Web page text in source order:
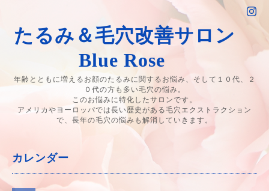
たるみ＆毛穴改善サロン
Blue Rose
年齢とともに増えるお顔のたるみに関するお悩み、そして１０代、２
０代の方も多い毛穴の悩み。
このお悩みに特化したサロンです。
アメリカやヨーロッパでは長い歴史がある毛穴エクストラクション
で、長年の毛穴の悩みも解消していきます。
カレンダー